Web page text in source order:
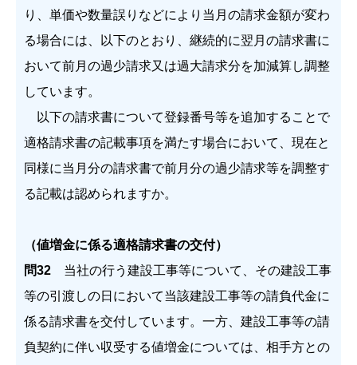
り、単価や数量誤りなどにより当月の請求金額が変わ
る場合には、以下のとおり、継続的に翌月の請求書に
おいて前月の過少請求又は過大請求分を加減算し調整
しています。
以下の請求書について登録番号等を追加することで
適格請求書の記載事項を満たす場合において、現在と
同様に当月分の請求書で前月分の過少請求等を調整す
る記載は認められますか。
（値増金に係る適格請求書の交付）
問32 当社の行う建設工事等について、その建設工事
等の引渡しの日において当該建設工事等の請負代金に
係る請求書を交付しています。一方、建設工事等の請
負契約に伴い収受する値増金については、相手方との